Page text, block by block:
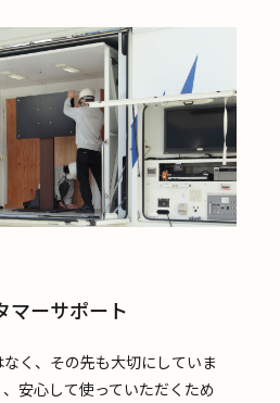
マーサポート
く、その先も大切にしていま
安心して使っていただくため